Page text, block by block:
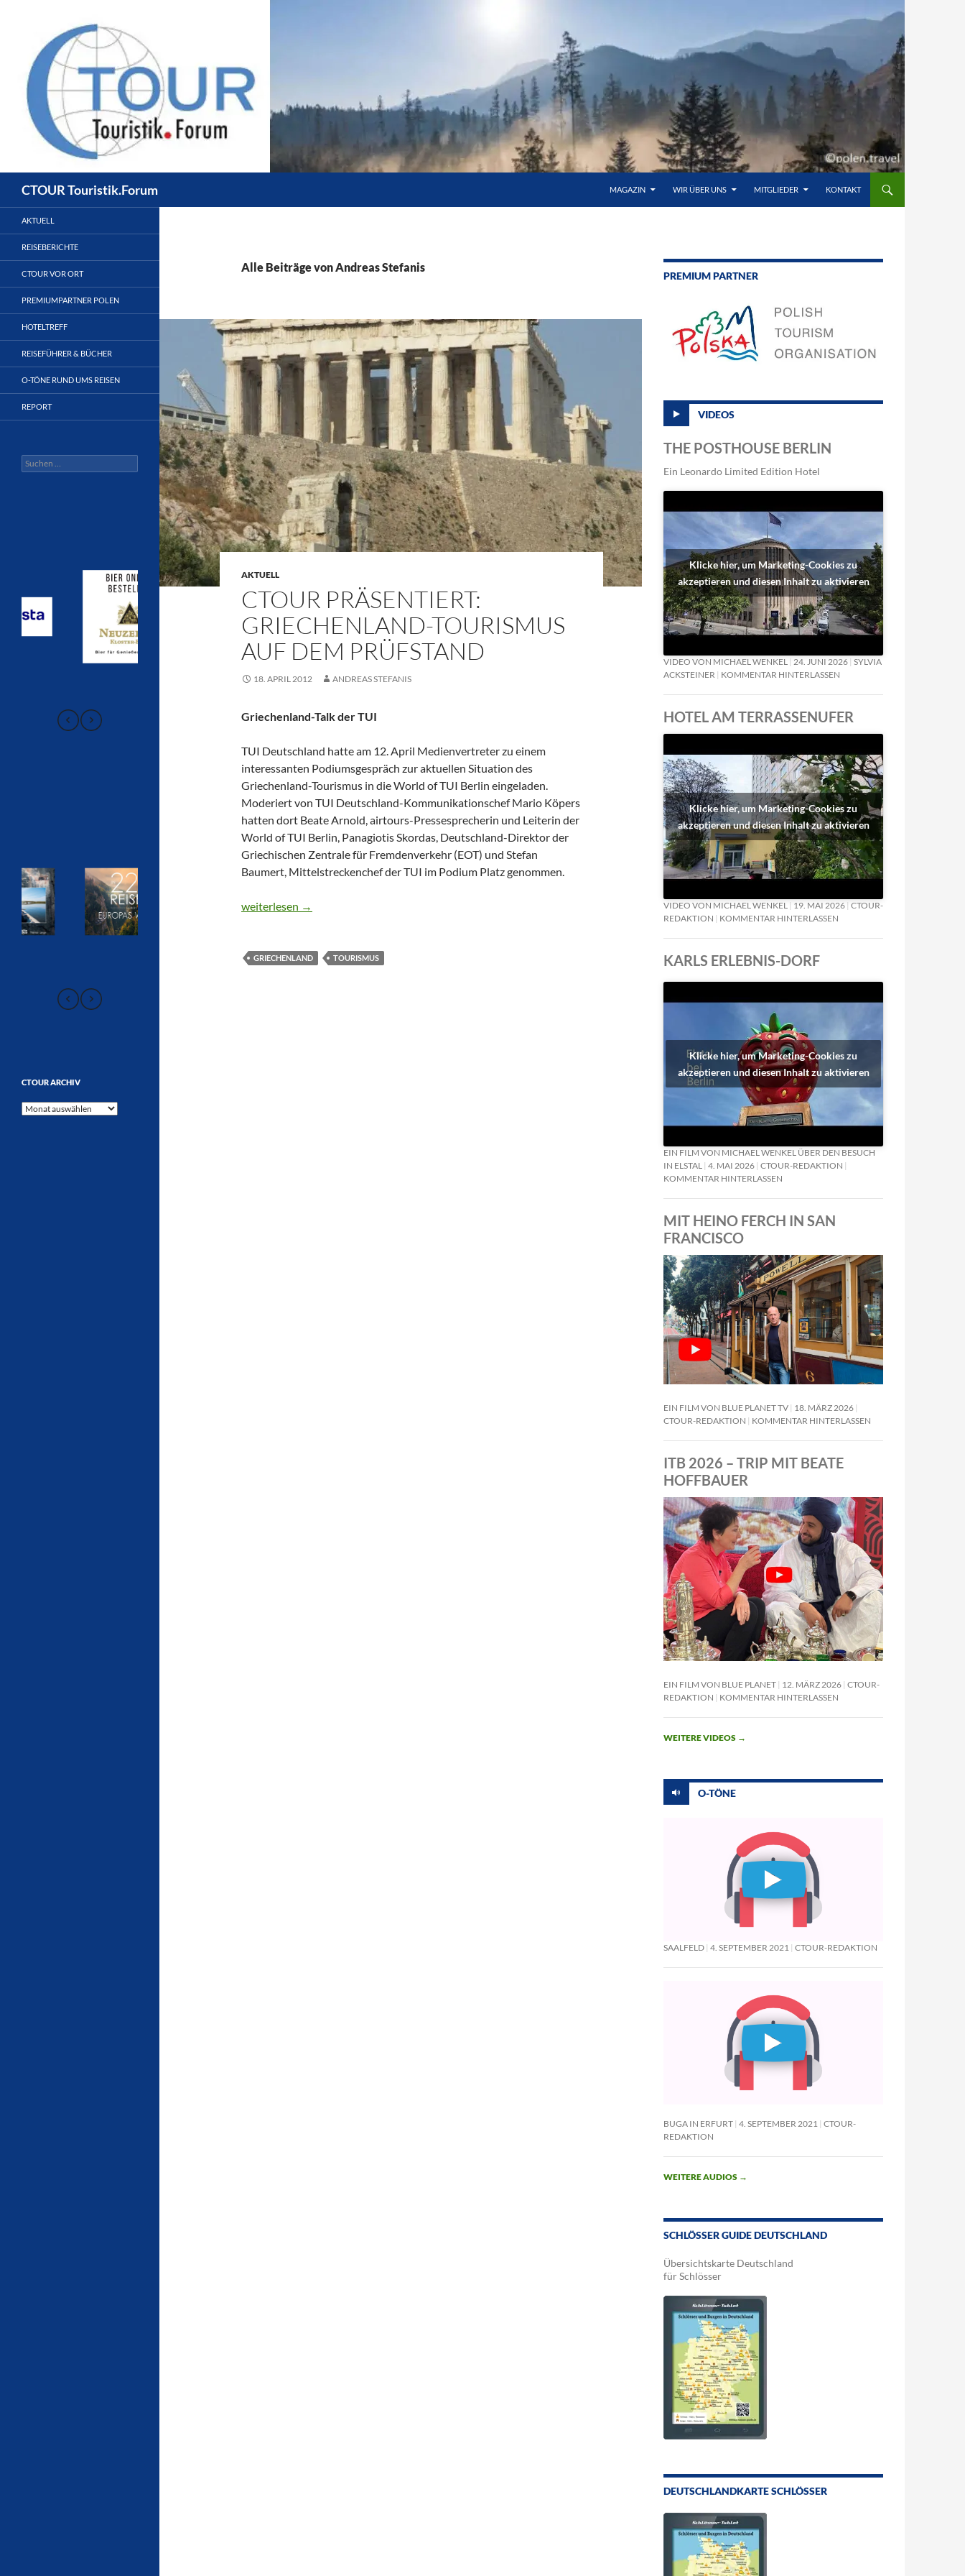
CTOUR Touristik.Forum MAGAZIN WIR ÜBER UNS MITGLIEDER KONTAKT
Alle Beiträge von Andreas Stefanis
AKTUELL
CTOUR PRÄSENTIERT:
GRIECHENLAND-TOURISMUS
AUF DEM PRÜFSTAND
18. APRIL 2012 ANDREAS STEFANIS
Griechenland-Talk der TUI
TUI Deutschland hatte am 12. April Medienvertreter zu einem
interessanten Podiumsgespräch zur aktuellen Situation des
Griechenland-Tourismus in die World of TUI Berlin eingeladen.
Moderiert von TUI Deutschland-Kommunikationschef Mario Köpers
hatten dort Beate Arnold, airtours-Pressesprecherin und Leiterin der
World of TUI Berlin, Panagiotis Skordas, Deutschland-Direktor der
Griechischen Zentrale für Fremdenverkehr (EOT) und Stefan
Baumert, Mittelstreckenchef der TUI im Podium Platz genommen.
CTOUR präsentiert: Griechenland-Tourismus auf dem Prüfstand
weiterlesen →
GRIECHENLAND TOURISMUS
PREMIUM PARTNER
VIDEOS
THE POSTHOUSE BERLIN
Ein Leonardo Limited Edition Hotel
Klicke hier, um Marketing-Cookies zu
akzeptieren und diesen Inhalt zu aktivieren
VIDEO VON MICHAEL WENKEL 24. JUNI 2026 SYLVIA
ACKSTEINER
KOMMENTAR HINTERLASSEN
HOTEL AM TERRASSENUFER
Klicke hier, um Marketing-Cookies zu
akzeptieren und diesen Inhalt zu aktivieren
VIDEO VON MICHAEL WENKEL 19. MAI 2026 CTOUR-
REDAKTION
KOMMENTAR HINTERLASSEN
KARLS ERLEBNIS-DORF
Klicke hier, um Marketing-Cookies zu
akzeptieren und diesen Inhalt zu aktivieren
EIN FILM VON MICHAEL WENKEL ÜBER DEN BESUCH
IN ELSTAL 4. MAI 2026 CTOUR-REDAKTION
KOMMENTAR HINTERLASSEN
MIT HEINO FERCH IN SAN
FRANCISCO
EIN FILM VON BLUE PLANET TV 18. MÄRZ 2026
CTOUR-REDAKTION
KOMMENTAR HINTERLASSEN
ITB 2026 – TRIP MIT BEATE
HOFFBAUER
EIN FILM VON BLUE PLANET 12. MÄRZ 2026 CTOUR-
REDAKTION
KOMMENTAR HINTERLASSEN
WEITERE VIDEOS →
O-TÖNE
SAALFELD 4. SEPTEMBER 2021 CTOUR-REDAKTION
BUGA IN ERFURT 4. SEPTEMBER 2021
CTOUR-
REDAKTION
WEITERE AUDIOS →
SCHLÖSSER GUIDE DEUTSCHLAND
Übersichtskarte Deutschland
für Schlösser
DEUTSCHLANDKARTE SCHLÖSSER
AKTUELL
REISEBERICHTE
CTOUR VOR ORT
PREMIUMPARTNER POLEN
HOTELTREFF
REISEFÜHRER & BÜCHER
O-TÖNE RUND UMS REISEN
REPORT
Suchen
nach:
CTOUR ARCHIV
CTOUR